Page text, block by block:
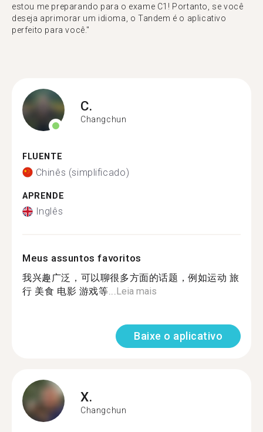
estou me preparando para o exame C1! Portanto, se você
deseja aprimorar um idioma, o Tandem é o aplicativo
perfeito para você."
C.
Changchun
FLUENTE
Chinês (simplificado)
APRENDE
Inglês
Meus assuntos favoritos
我兴趣广泛，可以聊很多方面的话题，例如运动 旅
行 美食 电影 游戏等...Leia mais
Baixe o aplicativo
X.
Changchun